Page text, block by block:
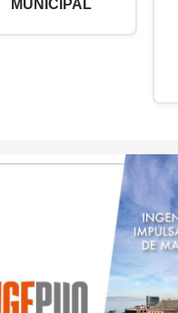
MUNICIPAL